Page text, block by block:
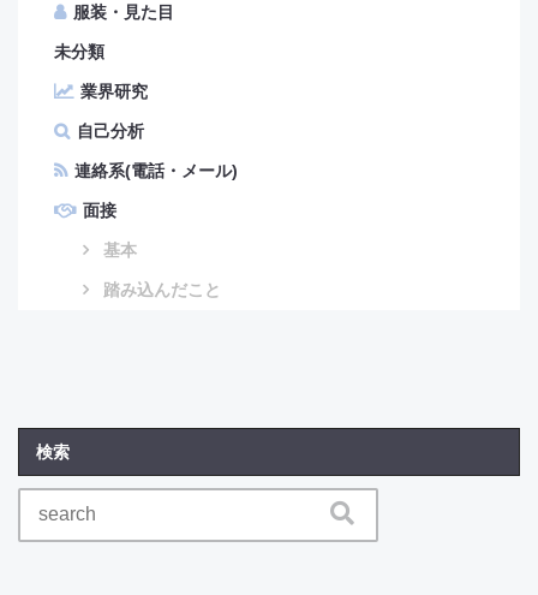
服装・見た目
未分類
業界研究
自己分析
連絡系(電話・メール)
面接
基本
踏み込んだこと
検索